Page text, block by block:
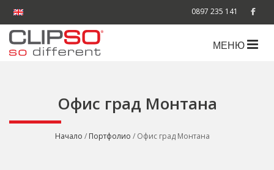
0897 235 141
МЕНЮ
Офис град Монтана
Начало / Портфолио / Офис град Монтана